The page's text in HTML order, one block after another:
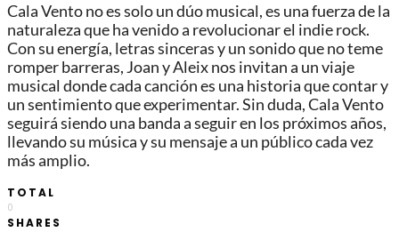
Cala Vento no es solo un dúo musical, es una fuerza de la
naturaleza que ha venido a revolucionar el indie rock.
Con su energía, letras sinceras y un sonido que no teme
romper barreras, Joan y Aleix nos invitan a un viaje
musical donde cada canción es una historia que contar y
un sentimiento que experimentar. Sin duda, Cala Vento
seguirá siendo una banda a seguir en los próximos años,
llevando su música y su mensaje a un público cada vez
más amplio.
TOTAL
0
SHARES